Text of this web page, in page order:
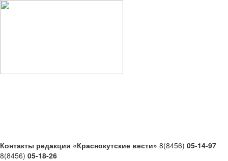
Контакты редакции «Краснокутские вести» 8(8456) 05-14-97
8(8456) 05-18-26